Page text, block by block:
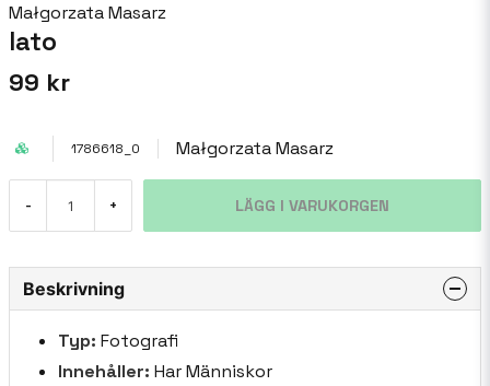
Małgorzata Masarz
lato
99 kr
1786618_0 Małgorzata Masarz
- + LÄGG I VARUKORGEN
Beskrivning
Typ: Fotografi
Innehåller: Har Människor